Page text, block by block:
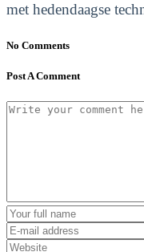
met hedendaagse
No Comments
Post A Comment